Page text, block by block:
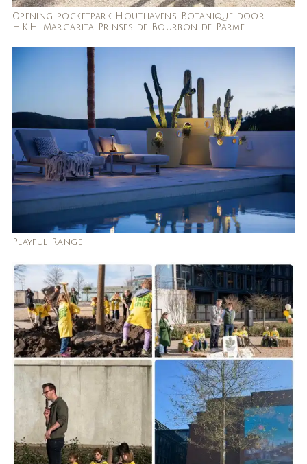
Opening pocketpark Houthavens Botanique door
H.K.H. Margarita Prinses de Bourbon de Parme
Playful Range